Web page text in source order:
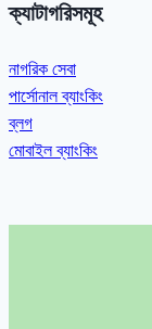
ক্যাটাগরিসমূহ
নাগরিক সেবা
পার্সোনাল ব্যাংকিং
ব্লগ
মোবাইল ব্যাংকিং